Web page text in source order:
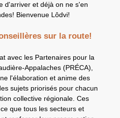
d'arriver et déjà on ne s'en
Bienvenue Lôdvi!
sur la route!
avec les Partenaires pour la
Appalaches (PRÉCA),
l'élaboration et anime des
sujets priorisés pour chacun
collective régionale. Ces
que tous les secteurs et